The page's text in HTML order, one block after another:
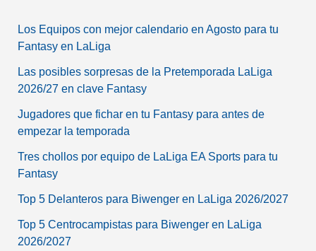
Los Equipos con mejor calendario en Agosto para tu
Fantasy en LaLiga
Las posibles sorpresas de la Pretemporada LaLiga
2026/27 en clave Fantasy
Jugadores que fichar en tu Fantasy para antes de
empezar la temporada
Tres chollos por equipo de LaLiga EA Sports para tu
Fantasy
Top 5 Delanteros para Biwenger en LaLiga 2026/2027
Top 5 Centrocampistas para Biwenger en LaLiga
2026/2027